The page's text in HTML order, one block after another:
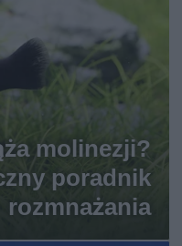
molinezji?
poradnik
rozmnażania